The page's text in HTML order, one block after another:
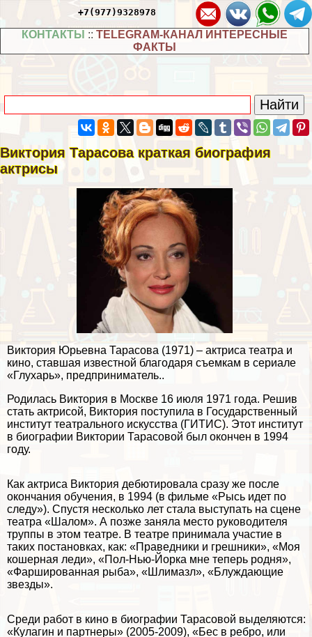
+7(977)9328978
КОНТАКТЫ :: TELEGRAM-КАНАЛ ИНТЕРЕСНЫЕ
ФАКТЫ
Виктория Тарасова краткая биография
актрисы
Виктория Юрьевна Тарасова (1971) – актриса театра и
кино, ставшая известной благодаря съемкам в сериале
«Глухарь», предприниматель..
Родилась Виктория в Москве 16 июля 1971 года. Решив
стать актрисой, Виктория поступила в Государственный
институт театрального искусства (ГИТИС). Этот институт
в биографии Виктории Тарасовой был окончен в 1994
году.
Как актриса Виктория дебютировала сразу же после
окончания обучения, в 1994 (в фильме «Рысь идет по
следу»). Спустя несколько лет стала выступать на сцене
театра «Шалом». А позже заняла место руководителя
труппы в этом театре. В театре принимала участие в
таких постановках, как: «Праведники и грешники», «Моя
кошерная леди», «Пол-Нью-Йорка мне теперь родня»,
«Фаршированная рыба», «Шлимазл», «Блуждающие
звезды».
Среди работ в кино в биографии Тарасовой выделяются:
«Кулагин и партнеры» (2005-2009), «Бес в ребро, или